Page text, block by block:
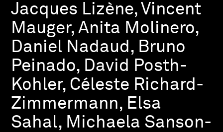
Jacques Lizène, Vincent
Mauger, Anita Molinero,
Daniel Nadaud, Bruno
Peinado, David Posth-
Kohler, Céleste Richard-
Zimmermann, Elsa
Sahal, Michaela Sanson-